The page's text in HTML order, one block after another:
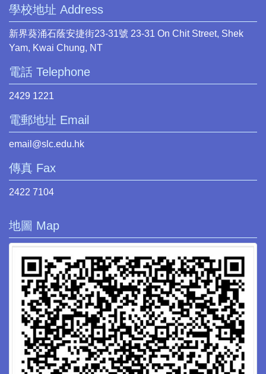
學校地址 Address
新界葵涌石蔭安捷街23-31號 23-31 On Chit Street, Shek
Yam, Kwai Chung, NT
電話 Telephone
2429 1221
電郵地址 Email
email@slc.edu.hk
傳真 Fax
2422 7104
地圖 Map